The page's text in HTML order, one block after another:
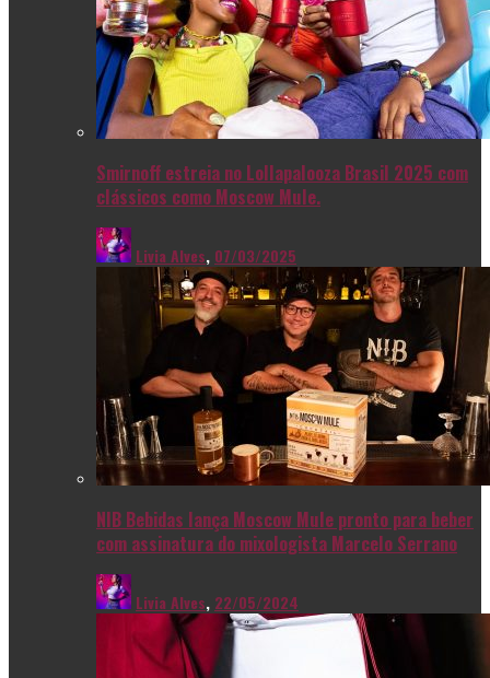
Smirnoff estreia no Lollapalooza Brasil 2025 com
clássicos como Moscow Mule.
Livia Alves, 07/03/2025
NIB Bebidas lança Moscow Mule pronto para beber
com assinatura do mixologista Marcelo Serrano
Livia Alves, 22/05/2024